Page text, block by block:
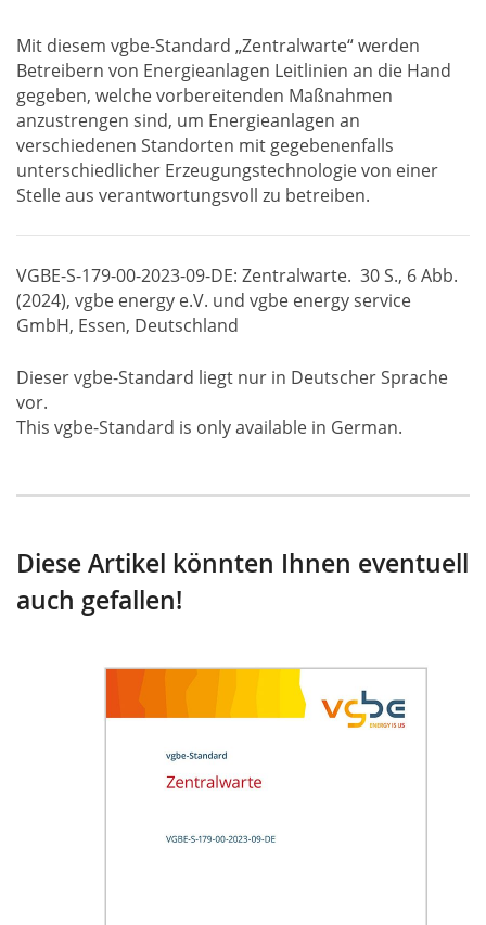
Mit diesem vgbe-Standard „Zentralwarte“ werden
Betreibern von Energieanlagen Leitlinien an die Hand
gegeben, welche vorbereitenden Maßnahmen
anzustrengen sind, um Energieanlagen an
verschiedenen Standorten mit gegebenenfalls
unterschiedlicher Erzeugungstechnologie von einer
Stelle aus verantwortungsvoll zu betreiben.
VGBE-S-179-00-2023-09-DE: Zentralwarte. 30 S., 6 Abb.
(2024), vgbe energy e.V. und vgbe energy service
GmbH, Essen, Deutschland
Dieser vgbe-Standard liegt nur in Deutscher Sprache
vor.
This vgbe-Standard is only available in German.
Diese Artikel könnten Ihnen eventuell
auch gefallen!